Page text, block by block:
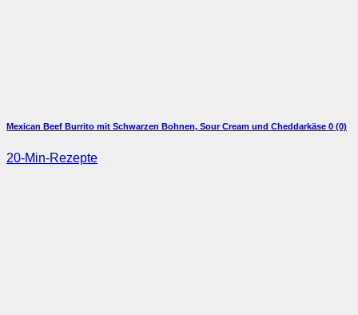
Mexican Beef Burrito mit Schwarzen Bohnen, Sour Cream und Cheddarkäse 0 (0)
20-Min-Rezepte